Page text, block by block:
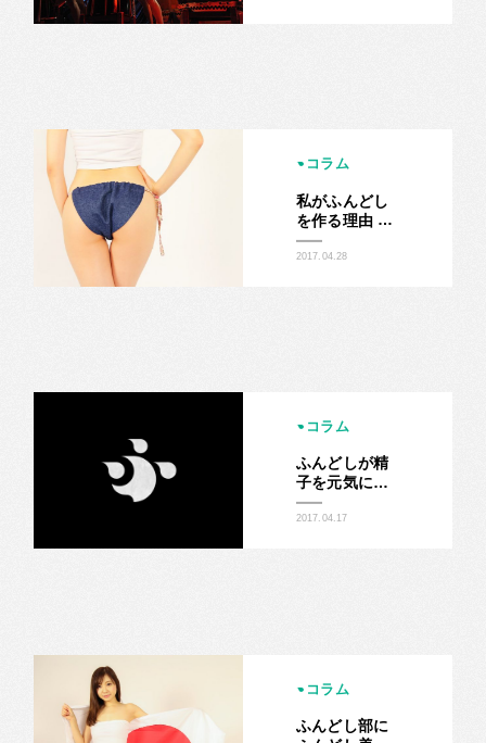
コラム
私がふんどし
を作る理由 -
ふんどしみさ
きウーマン
2017.04.28
コラム
ふんどしが精
子を元気にす
る？男もふん
どしで妊活
2017.04.17
コラム
ふんどし部に